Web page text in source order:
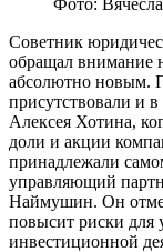
Советник
обращал внимание
абсолютно новым.
присутствовали и
Алексея Хотина,
доли и акции
принадлежали
управляющий
Наймушин. Он
повысит риски для
инвестиционной